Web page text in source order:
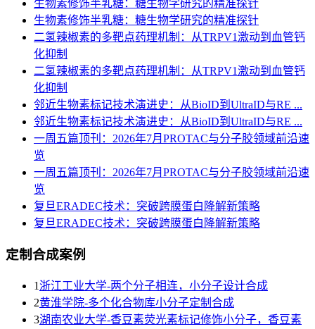
生物素修饰半乳糖：糖生物学研究的精准探针
生物素修饰半乳糖：糖生物学研究的精准探针
二氢辣椒素的多靶点药理机制：从TRPV1激动到血管钙
化抑制
二氢辣椒素的多靶点药理机制：从TRPV1激动到血管钙
化抑制
邻近生物素标记技术演进史：从BioID到UltraID与RE ...
邻近生物素标记技术演进史：从BioID到UltraID与RE ...
一周五篇顶刊：2026年7月PROTAC与分子胶领域前沿速
览
一周五篇顶刊：2026年7月PROTAC与分子胶领域前沿速
览
复旦ERADEC技术：突破跨膜蛋白降解新策略
复旦ERADEC技术：突破跨膜蛋白降解新策略
定制合成案例
1 浙江工业大学-两个分子相连，小分子设计合成
2黄淮学院-多个化合物库小分子定制合成
3湖南农业大学-香豆素荧光素标记修饰小分子，香豆素